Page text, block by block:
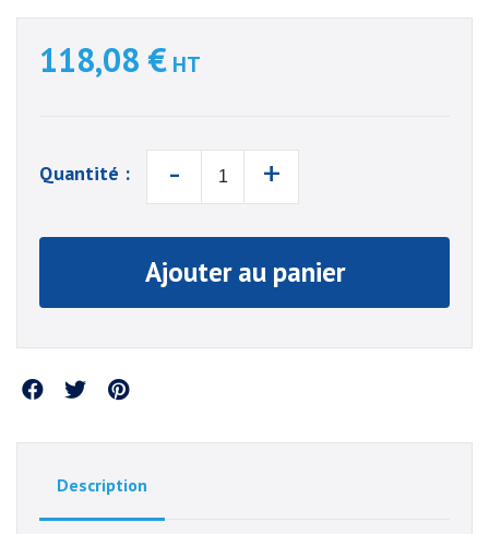
118,08 € HT
Quantité : - +
Ajouter au panier
Partager
Description